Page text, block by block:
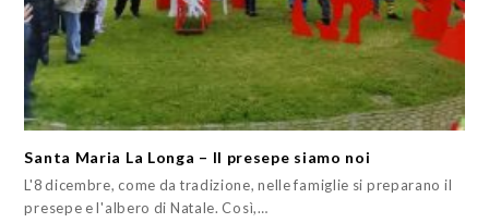
Santa Maria La Longa – Il presepe siamo noi
L'8 dicembre, come da tradizione, nelle famiglie si preparano il
presepe e l'albero di Natale. Così,…